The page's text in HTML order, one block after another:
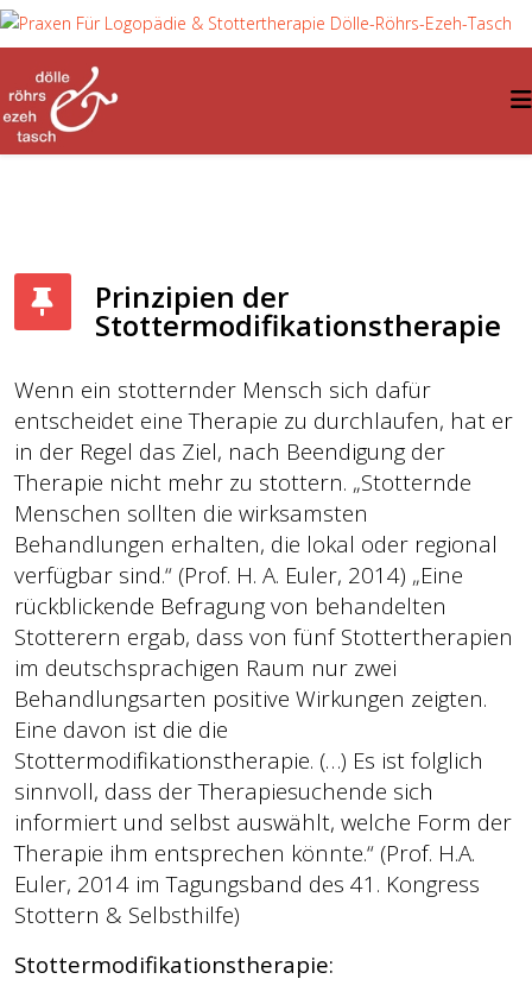
Prinzipien der
Stottermodifikationstherapie
Wenn ein stotternder Mensch sich dafür
entscheidet eine Therapie zu durchlaufen, hat er
in der Regel das Ziel, nach Beendigung der
Therapie nicht mehr zu stottern. „Stotternde
Menschen sollten die wirksamsten
Behandlungen erhalten, die lokal oder regional
verfügbar sind.“ (Prof. H. A. Euler, 2014) „Eine
rückblickende Befragung von behandelten
Stotterern ergab, dass von fünf Stottertherapien
im deutschsprachigen Raum nur zwei
Behandlungsarten positive Wirkungen zeigten.
Eine davon ist die die
Stottermodifikationstherapie. (…) Es ist folglich
sinnvoll, dass der Therapiesuchende sich
informiert und selbst auswählt, welche Form der
Therapie ihm entsprechen könnte.“ (Prof. H.A.
Euler, 2014 im Tagungsband des 41. Kongress
Stottern & Selbsthilfe)
Stottermodifikationstherapie: